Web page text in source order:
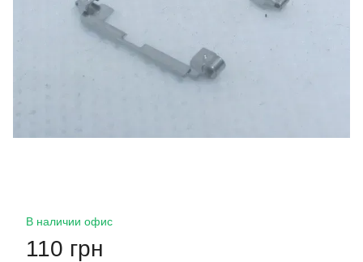
В наличии офис
110 грн